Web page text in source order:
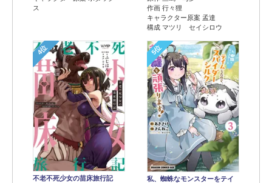
ス
作画 行々狸
キャラクター原案 孟達
構成 マツリ セイシロウ
4位
不老不死少女の苗床旅行記
5位
私、蜘蛛なモンスターをテイ